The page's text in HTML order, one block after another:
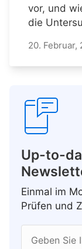
vor, und
die
20. Februar,
Up-to-
Einmal im
Prüfen und
Geben Sie